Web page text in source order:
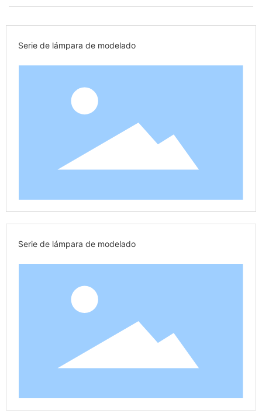
Serie de lámpara de modelado
Serie de lámpara de modelado